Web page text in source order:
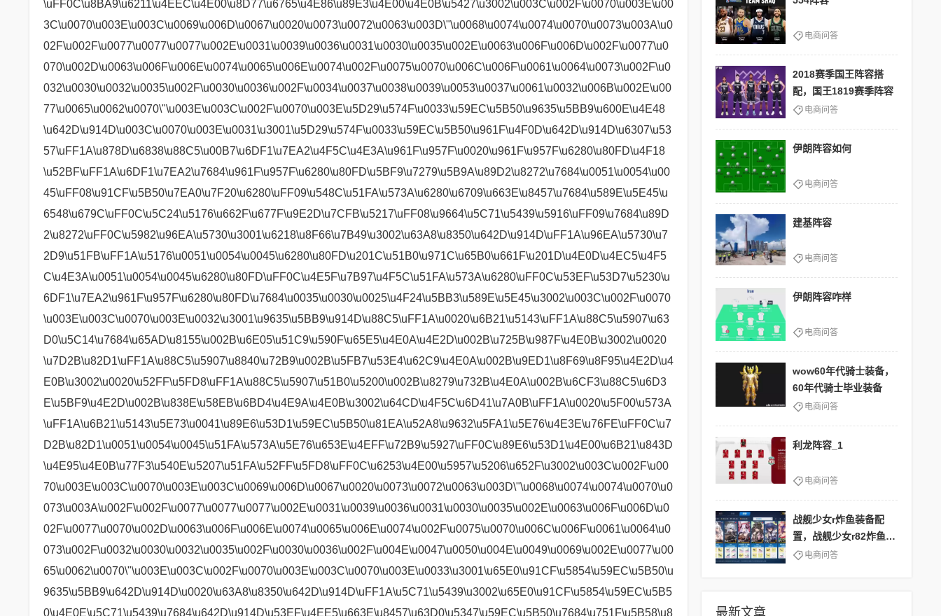
电商问答
2018赛季国王阵容搭
配，国王1819赛季阵容
电商问答
伊朗阵容如何
电商问答
建基阵容
电商问答
伊朗阵容咋样
电商问答
wow60年代骑士装备，
60年代骑士毕业装备
电商问答
利龙阵容_1
电商问答
战舰少女r炸鱼装备配
置，战舰少女r82炸鱼回
血 电商问答
最新文章